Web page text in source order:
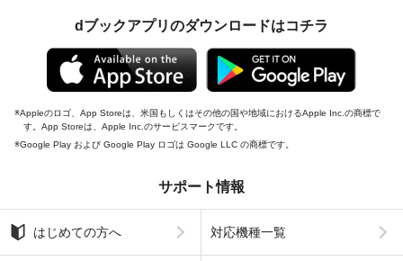
dブックアプリのダウンロードはコチラ
Appleのロゴ、App Storeは、米国もしくはその他の国や地域におけるApple Inc.の商標で
す。App Storeは、Apple Inc.のサービスマークです。
Google Play および Google Play ロゴは Google LLC の商標です。
サポート情報
はじめての方へ 対応機種一覧